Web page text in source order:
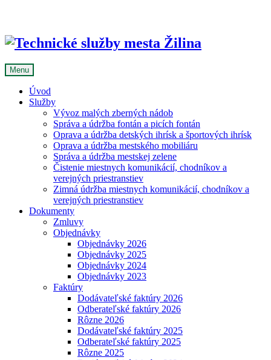
Menu
Úvod
Služby
Vývoz malých zberných nádob
Správa a údržba fontán a picích fontán
Oprava a údržba detských ihrísk a športových ihrísk
Oprava a údržba mestského mobiliáru
Správa a údržba mestskej zelene
Čistenie miestnych komunikácií, chodníkov a
verejných priestranstiev
Zimná údržba miestnych komunikácií, chodníkov a
verejných priestranstiev
Dokumenty
Zmluvy
Objednávky
Objednávky 2026
Objednávky 2025
Objednávky 2024
Objednávky 2023
Faktúry
Dodávateľské faktúry 2026
Odberateľské faktúry 2026
Rôzne 2026
Dodávateľské faktúry 2025
Odberateľské faktúry 2025
Rôzne 2025